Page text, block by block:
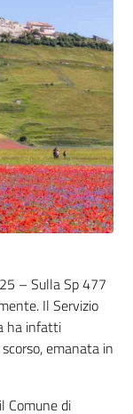
– Sulla Sp 477
Il Servizio
ha infatti
emanata in
Comune di